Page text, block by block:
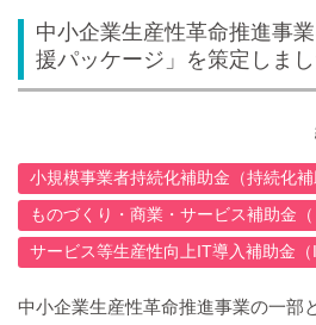
中小企業生産性革命推進事
援パッケージ」を策定しま
小規模事業者持続化補助金（持続化補
ものづくり・商業・サービス補助金（
サービス等生産性向上IT導入補助金（
中小企業生産性革命推進事業の一部